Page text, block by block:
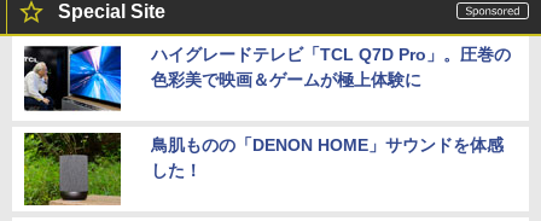
Special Site
ハイグレードテレビ「TCL Q7D Pro」。圧巻の
色彩美で映画＆ゲームが極上体験に
鳥肌ものの「DENON HOME」サウンドを体感
した！